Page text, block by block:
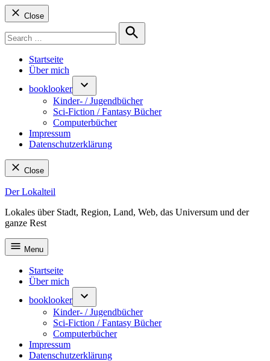
Close
for:
Search
Startseite
Über mich
booklooker
Kinder- / Jugendbücher
Sci-Fiction / Fantasy Bücher
Computerbücher
Impressum
Datenschutzerklärung
Close
Skip
content
Der Lokalteil
Lokales über Stadt, Region, Land, Web, das Universum und der
ganze Rest
Menu
Startseite
Über mich
booklooker
Kinder- / Jugendbücher
Sci-Fiction / Fantasy Bücher
Computerbücher
Impressum
Datenschutzerklärung